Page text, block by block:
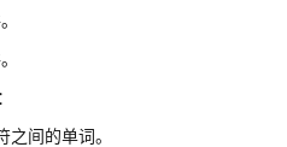
间的单词。